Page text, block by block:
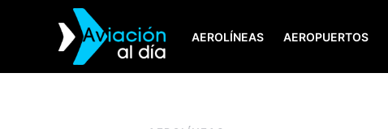
AEROLÍNEAS AEROPUERTOS
SEARCH FOR: